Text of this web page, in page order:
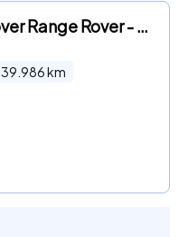
Land Rover Range Rover - Autobiography P400e
39.986km